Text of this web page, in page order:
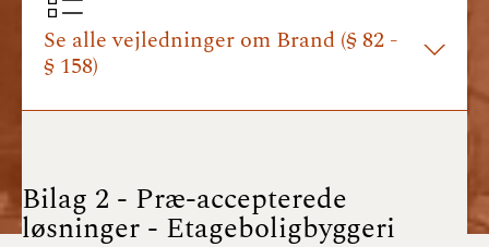
BR18 (1/7- 31/12
2024)
2024)
BR18 (17/9 - 31/12
Se alle vejledninger om Brand (§ 82 -
§ 158)
Bilag 2 - Præ-accepterede
løsninger - Etageboligbyggeri